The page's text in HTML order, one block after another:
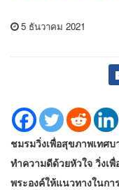
5 ธันวาคม 2021
ชมรมวิ่งเพื่อสุขภาพเทศ
ทำความดีด้วยหัวใจ วิ่งเ
พระองค์ให้แนวทางในก